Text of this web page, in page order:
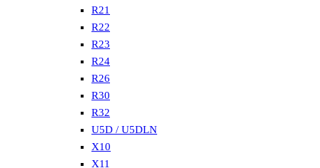
R21
R22
R23
R24
R26
R30
R32
U5D / U5DLN
X10
X11